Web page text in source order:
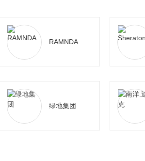
RAMNDA
绿地集团